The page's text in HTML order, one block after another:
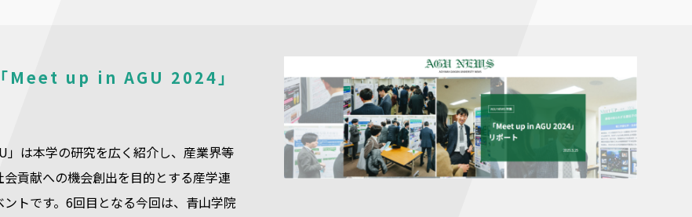
Meet up in AGU 2024」
」は本学の研究を広く紹介し、産業界等
会貢献への機会創出を目的とする産学連
トです。6回目となる今回は、青山学院